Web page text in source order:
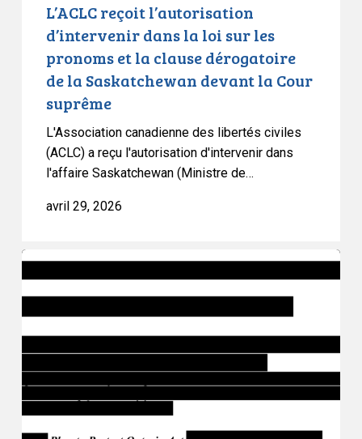
dérogatoire
Saskatchewan
devant
L’ACLC reçoit l’autorisation
d’intervenir dans la loi sur les
pronoms et la clause dérogatoire
de la Saskatchewan devant la Cour
suprême
L'Association canadienne des libertés civiles
(ACLC) a reçu l'autorisation d'intervenir dans
l'affaire Saskatchewan (Ministre de…
avril 29, 2026
L’Ontario
fait
passer
le
loi
97